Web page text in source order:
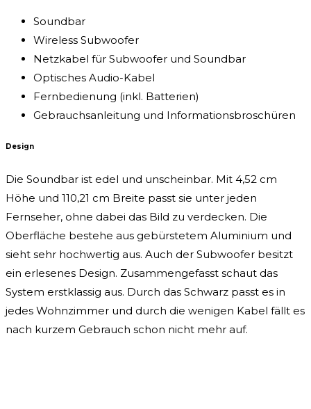
Soundbar
Wireless Subwoofer
Netzkabel für Subwoofer und Soundbar
Optisches Audio-Kabel
Fernbedienung (inkl. Batterien)
Gebrauchsanleitung und Informationsbroschüren
Design
Die Soundbar ist edel und unscheinbar. Mit 4,52 cm
Höhe und 110,21 cm Breite passt sie unter jeden
Fernseher, ohne dabei das Bild zu verdecken. Die
Oberfläche bestehe aus gebürstetem Aluminium und
sieht sehr hochwertig aus. Auch der Subwoofer besitzt
ein erlesenes Design. Zusammengefasst schaut das
System erstklassig aus. Durch das Schwarz passt es in
jedes Wohnzimmer und durch die wenigen Kabel fällt es
nach kurzem Gebrauch schon nicht mehr auf.